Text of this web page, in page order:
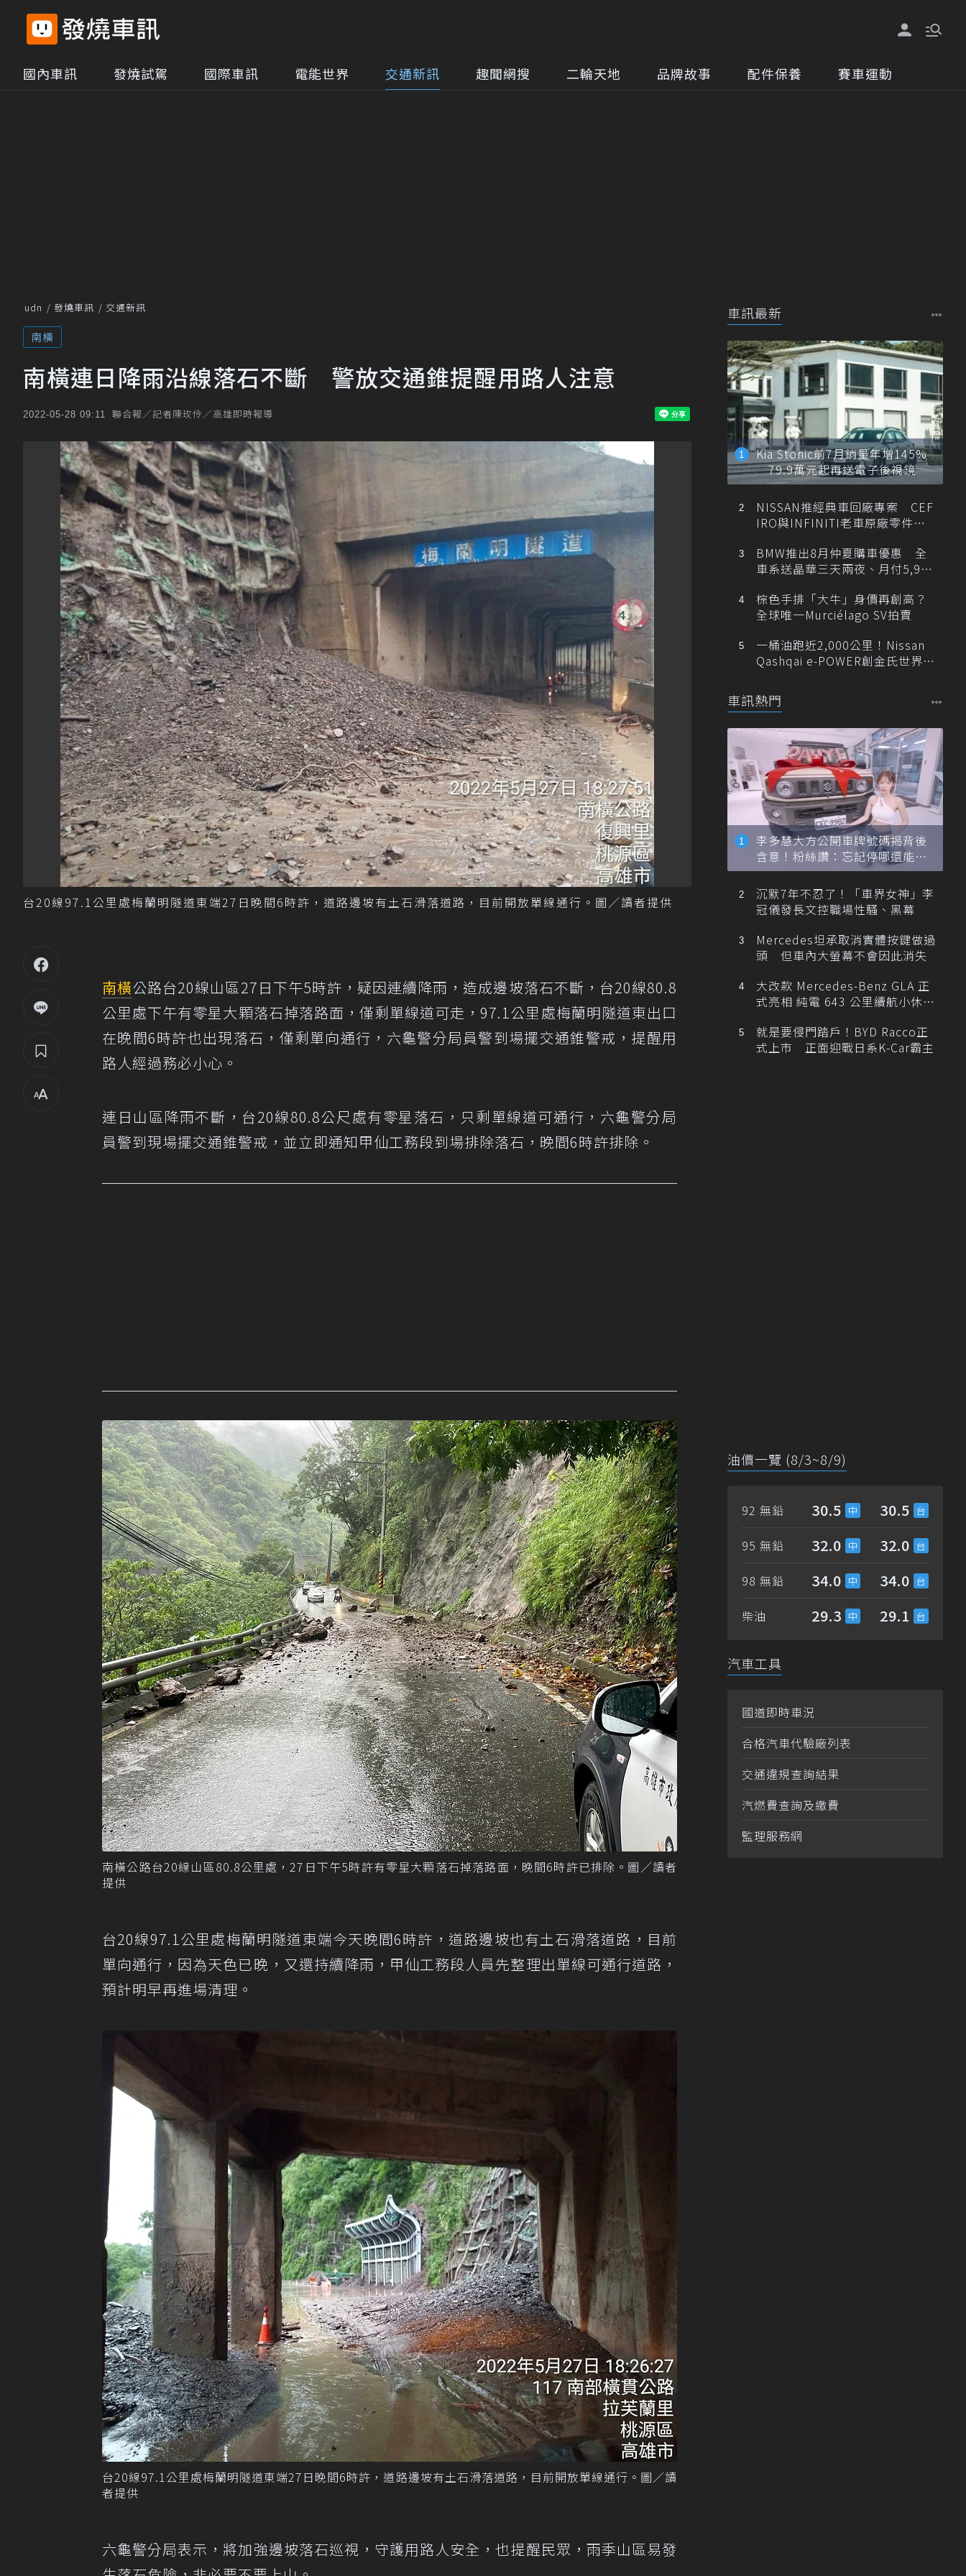
國內車訊 發燒試駕 國際車訊 電能世界 交通新訊 趣聞網搜 二輪天地 品牌故事 配件保養 賽車運動
udn 發燒車訊 交通新訊
南橫
南橫連日降雨沿線落石不斷 警放交通錐提醒用路人注意
2022-05-28 09:11 聯合報／記者陳玫伶／高雄即時報導
台20線97.1公里處梅蘭明隧道東端27日晚間6時許，道路邊坡有土石滑落道路，目前開放單線通行。圖／讀者提供
南橫公路台20線山區27日下午5時許，疑因連續降雨，造成邊坡落石不斷，台20線80.8
公里處下午有零星大顆落石掉落路面，僅剩單線道可走，97.1公里處梅蘭明隧道東出口
在晚間6時許也出現落石，僅剩單向通行，六龜警分局員警到場擺交通錐警戒，提醒用
路人經過務必小心。
連日山區降雨不斷，台20線80.8公尺處有零星落石，只剩單線道可通行，六龜警分局
員警到現場擺交通錐警戒，並立即通知甲仙工務段到場排除落石，晚間6時許排除。
南橫公路台20線山區80.8公里處，27日下午5時許有零星大顆落石掉落路面，晚間6時許已排除。圖／讀者
提供
台20線97.1公里處梅蘭明隧道東端今天晚間6時許，道路邊坡也有土石滑落道路，目前
單向通行，因為天色已晚，又還持續降雨，甲仙工務段人員先整理出單線可通行道路，
預計明早再進場清理。
台20線97.1公里處梅蘭明隧道東端27日晚間6時許，道路邊坡有土石滑落道路，目前開放單線通行。圖／讀
者提供
六龜警分局表示，將加強邊坡落石巡視，守護用路人安全，也提醒民眾，雨季山區易發
車訊最新
Kia Stonic前7月銷量年增145%
79.9萬元起再送電子後視鏡
NISSAN推經典車回廠專案 CEF
IRO與INFINITI老車原廠零件最
BMW推出8月仲夏購車優惠 全
車系送晶華三天兩夜、月付5,900
棕色手排「大牛」身價再創高？
全球唯一Murciélago SV拍賣
一桶油跑近2,000公里！Nissan
Qashqai e-POWER創金氏世界紀
車訊熱門
李多慧大方公開車牌號碼揭背後
含意！粉絲讚：忘記停哪還能幫
忙找車
沉默7年不忍了！「車界女神」李
冠儀發長文控職場性騷、黑幕
Mercedes坦承取消實體按鍵做過
頭 但車內大螢幕不會因此消失
大改款 Mercedes-Benz GLA 正
式亮相 純電 643 公里續航小休
就是要侵門踏戶！BYD Racco正
式上市 正面迎戰日系K-Car霸主
油價一覽 (8/3~8/9)
92 無鉛 30.5 30.5
95 無鉛 32.0 32.0
98 無鉛 34.0 34.0
柴油 29.3 29.1
汽車工具
國道即時車況
合格汽車代驗廠列表
交通違規查詢結果
汽燃費查詢及繳費
監理服務網